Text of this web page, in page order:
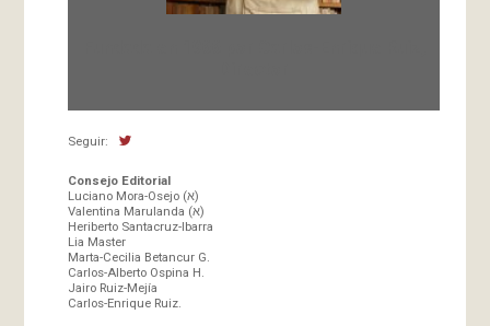
Seguir:
Consejo Editorial
Luciano Mora-Osejo (א)
Valentina Marulanda (א)
Heriberto Santacruz-Ibarra
Lia Master
Marta-Cecilia Betancur G.
Carlos-Alberto Ospina H.
Jairo Ruiz-Mejía
Carlos-Enrique Ruiz.